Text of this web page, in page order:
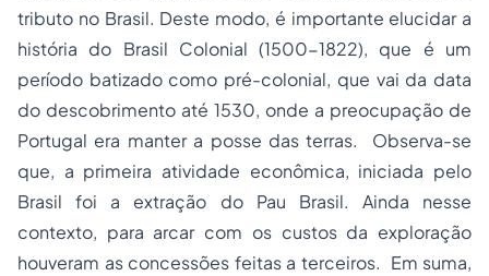
tributo no Brasil. Deste modo, é importante elucidar a
história do Brasil Colonial (1500-1822), que é um
período batizado como pré-colonial, que vai da data
do descobrimento até 1530, onde a preocupação de
Portugal era manter a posse das terras. Observa-se
que, a primeira atividade econômica, iniciada pelo
Brasil foi a extração do Pau Brasil. Ainda nesse
contexto, para arcar com os custos da exploração
houveram as concessões feitas a terceiros. Em suma,